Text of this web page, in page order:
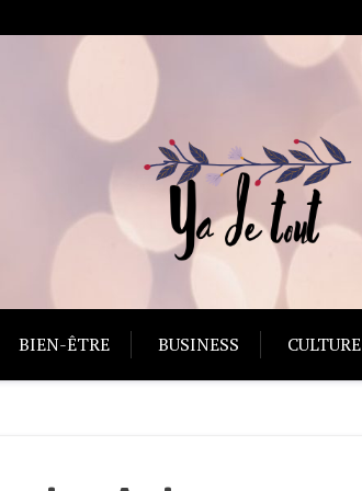
BIEN-ÊTRE BUSINESS CULTURE